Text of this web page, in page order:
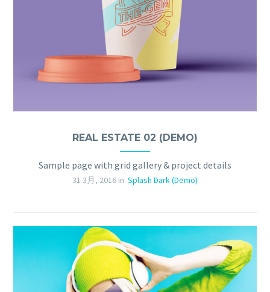
REAL ESTATE 02 (DEMO)
Sample page with grid gallery & project details
31 3月, 2016 in Splash Dark (Demo)